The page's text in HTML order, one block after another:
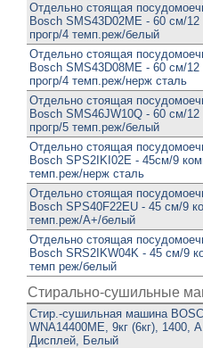
Отдельно стоящая
Bosch SMS43D02ME - 60 см/
прогр/4 темп.реж/белый
Отдельно стоящая
Bosch SMS43D08ME - 60 см/
прогр/4 темп.реж/нерж сталь
Отдельно стоящая
Bosch SMS46JW10Q - 60 см/
прогр/5 темп.реж/белый
Отдельно стоящая
Bosch SPS2IKI02E - 45см/9
темп.реж/нерж сталь
Отдельно стоящая
Bosch SPS40F22EU - 45 см/9
темп.реж/А+/белый
Отдельно стоящая
Bosch SRS2IKW04K - 45 см/9
темп реж/белый
Стирально-сушильные
Стир.-сушильная машина
WNA14400ME, 9кг (6кг), 1400,
Дисплей, Белый